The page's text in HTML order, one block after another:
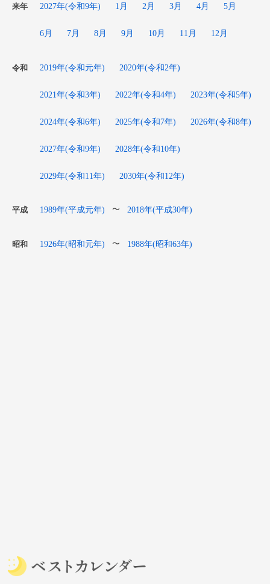
来年 2027年(令和9年) 1月 2月 3月 4月 5月
6月 7月 8月 9月 10月 11月 12月
令和 2019年(令和元年) 2020年(令和2年)
2021年(令和3年) 2022年(令和4年) 2023年(令和5年)
2024年(令和6年) 2025年(令和7年) 2026年(令和8年)
2027年(令和9年) 2028年(令和10年)
2029年(令和11年) 2030年(令和12年)
平成 1989年(平成元年) 〜 2018年(平成30年)
昭和 1926年(昭和元年) 〜 1988年(昭和63年)